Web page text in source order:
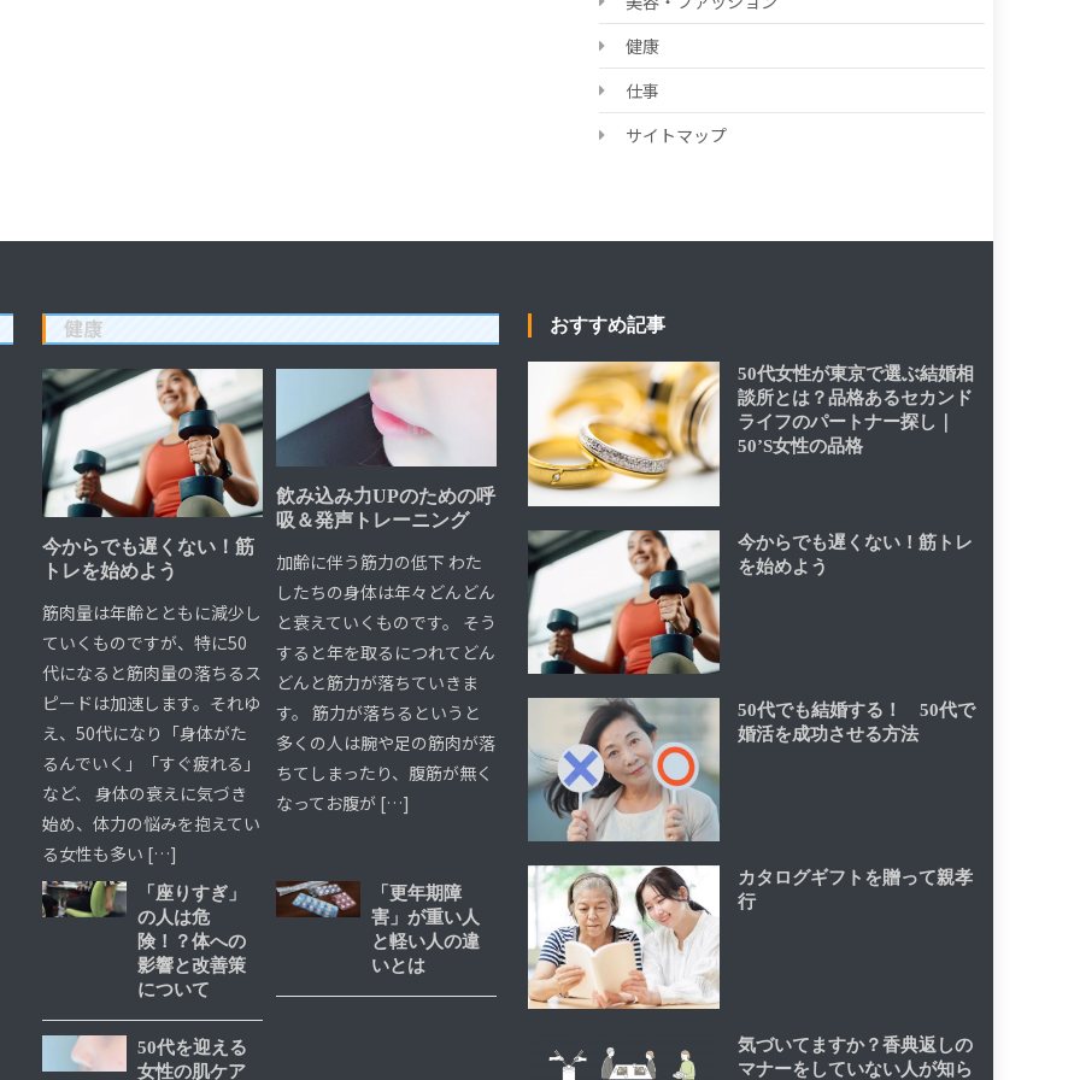
健康
仕事
サイトマップ
健康
今からでも遅くない！筋
トレを始めよう
筋肉量は年齢とともに減少し
ていくものですが、特に50
代になると筋肉量の落ちるス
ピードは加速します。それゆ
え、50代になり「身体がた
るんでいく」「すぐ疲れる」
など、 身体の衰えに気づき
始め、体力の悩みを抱えてい
る女性も多い […]
飲み込み力UPのための呼
吸＆発声トレーニング
加齢に伴う筋力の低下 わた
したちの身体は年々どんどん
と衰えていくものです。 そう
すると年を取るにつれてどん
どんと筋力が落ちていきま
す。 筋力が落ちるというと
多くの人は腕や足の筋肉が落
ちてしまったり、腹筋が無く
なってお腹が […]
「座りすぎ」
の人は危
険！？体への
影響と改善策
について
「更年期障
害」が重い人
と軽い人の違
いとは
50代を迎える
女性の肌ケア
おすすめ記事
50代女性が東京で選ぶ結婚相
談所とは？品格あるセカンド
ライフのパートナー探し｜
50’S女性の品格
今からでも遅くない！筋トレ
を始めよう
50代でも結婚する！ 50代で
婚活を成功させる方法
カタログギフトを贈って親孝
行
気づいてますか？香典返しの
マナーをしていない人が知ら